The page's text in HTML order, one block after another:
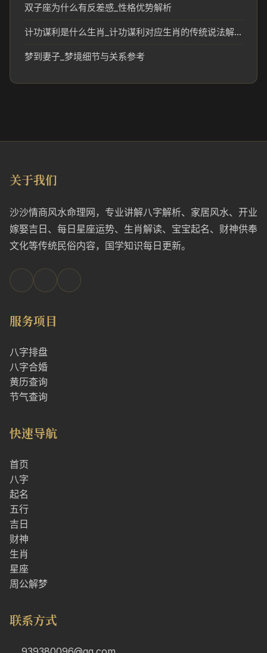
双子座为什么有反差感_性格优势解析
计功谋利是什么生肖_计功谋利对应生肖的传统说法解析
梦到妻子_梦境细节与关系参考
关于我们
沙沙情商风水命理网，专业讲解八字解析、家居风水、开业
嫁娶吉日、每日星座运势、生肖解读、宝宝起名、财神供奉
文化等传统民俗内容，国学知识每日更新。
服务项目
八字排盘
八字合婚
黄历查询
节气查询
快速导航
首页
八字
起名
五行
吉日
财神
生肖
星座
周公解梦
联系方式